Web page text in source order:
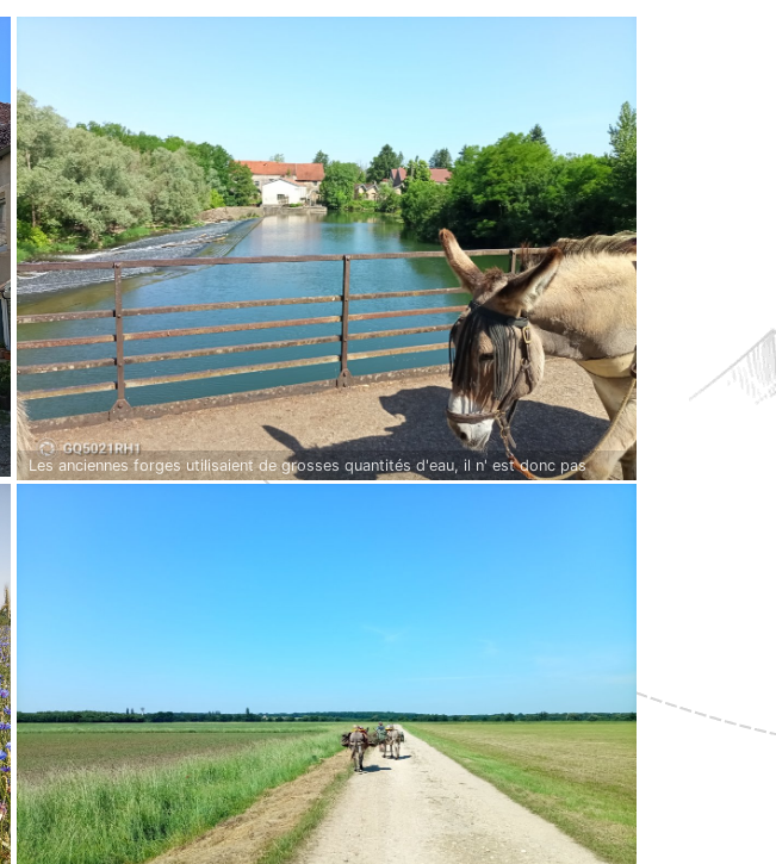
Les anciennes forges utilisaient de grosses quantités d'eau, il n' est donc pas
étonnant de les trouver sur la rivière l'Ognon